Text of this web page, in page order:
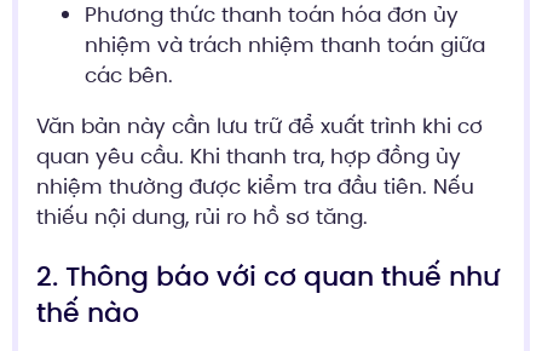
Phương thức thanh toán hóa đơn ủy
nhiệm và trách nhiệm thanh toán giữa
các bên.
Văn bản này cần lưu trữ để xuất trình khi cơ
quan yêu cầu. Khi thanh tra, hợp đồng ủy
nhiệm thường được kiểm tra đầu tiên. Nếu
thiếu nội dung, rủi ro hồ sơ tăng.
2. Thông báo với cơ quan thuế như
thế nào